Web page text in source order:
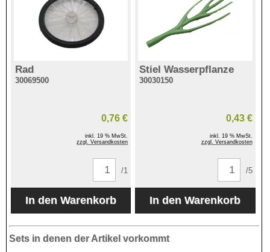
Rad
30069500
0,76 €
inkl. 19 % MwSt.
zzgl. Versandkosten
/1
Stiel Wasserpflanze
30030150
0,43 €
inkl. 19 % MwSt.
zzgl. Versandkosten
/5
Sets in denen der Artikel vorkommt